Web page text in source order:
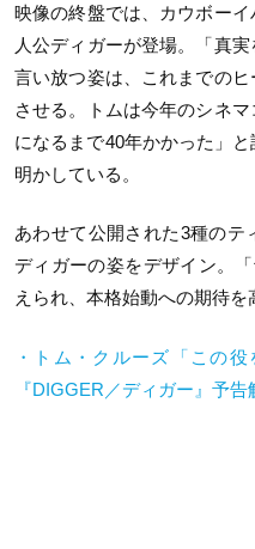
映像の終盤では、カウボー
人公ディガーが登場。「真
言い放つ姿は、これまでの
させる。トムは今年のシネ
になるまで40年かかった」
明かしている。
あわせて公開された3種のテ
ディガーの姿をデザイン。
えられ、本格始動への期待を
・トム・クルーズ「この
『DIGGER ／ディガー』予告